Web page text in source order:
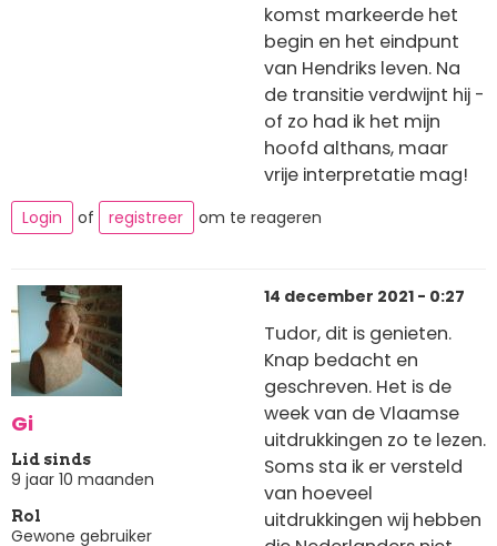
komst markeerde het
begin en het eindpunt
van Hendriks leven. Na
de transitie verdwijnt hij -
of zo had ik het mijn
hoofd althans, maar
vrije interpretatie mag!
Login of registreer om te reageren
Gi
Lid sinds
9 jaar 10 maanden
Rol
Gewone gebruiker
14 december 2021 - 0:27
Tudor, dit is genieten.
Knap bedacht en
geschreven. Het is de
week van de Vlaamse
uitdrukkingen zo te lezen.
Soms sta ik er versteld
van hoeveel
uitdrukkingen wij hebben